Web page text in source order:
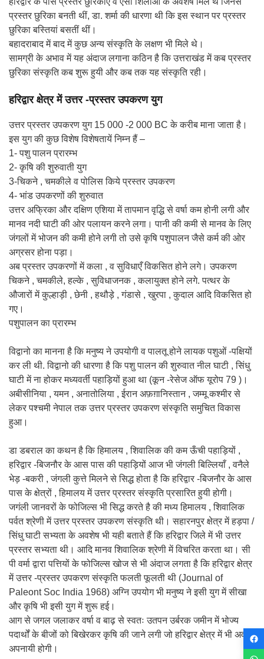
प्रस्तर छुरिका बनती थीं, डा. शर्मा की धारणा थी कि इस स्थान पर प्रस्तर
छुरिका बस्तियां बसतीं थीं।
बहादराबाद में बाद में कुछ अन्य संस्कृति के लक्षण भी मिले थे।
सामग्री के अभाव में यह अंदाज लगाना कठिन है कि उत्तराखंड में कब प्रस्तर
छुरिका संस्कृति कब शुरू हुयी और कब तक यह संस्कृति रही।
हरिद्वार क्षेत्र में उत्तर -प्रस्तर उपकरण युग
उत्तर प्रस्तर उपकरण युग 15 000 -2 000 BC के करीब माना जाता है।
इस युग की कुछ विशेष विशेषतायें निम्न हैं –
1- पशु पालन प्रारम्भ
2- कृषि की शुरुवाती युग
3-चिकने , चमकीले व पोलिस किये प्रस्तर उपकरण
4- भांड उपकरणों की शुरुवात
उत्तर अफ्रिका और दक्षिण एशिया में तापमान वृद्धि से वर्षा कम होनी लगी और
मानव नदी घाटी की ओर पलायन करने लगा। पानी की कमी से मानव के लिए
जंगलों में भोजन की कमी होने लगी तो उसे कृषि पशुपालन जैसे कर्म की ओर
अग्रसर होना पड़ा।
अब प्रस्तर उपकरणों में कला , व सुविधाएँ विकसित होने लगे। उपकरण
चिकने , चमकीले, हल्के , सुविधाजनक , कलायुक्त होने लगे. पत्थर के
औजारों में कुल्हाड़ी , छेनी , हथौड़े , गंडासे , खुरपा , कुदाल आदि विकसित हो
गए।
पशुपालन का प्रारम्भ
विद्वानो का मानना है कि मनुष्य ने उपयोगी व पालतू होने लायक पशुओं -पक्षियों
कर ली थी. विद्वानो की धारणा है कि पशु पालन की शुरुवात नील घाटी , सिंधु
घाटी में ना होकर मध्यवर्ती पहाड़ियों हुआ था (कून -रेसेज ऑफ यूरोप 79 )।
अबीसीनिया , यमन , अनातोलिया , ईरान अफ़ग़ानिस्तान , जम्मू कश्मीर से
लेकर पश्चमी नेपाल तक उत्तर प्रस्तर उपकरण संस्कृति समुचित विकास
हुआ।
डा डबराल का कथन है कि हिमालय , शिवालिक की कम ऊँची पहाड़ियों ,
हरिद्वार -बिजनौर के आस पास की पहाड़ियों आज भी जंगली बिल्लियाँ , वनैले
भेड़ -बकरी , जंगली कुत्ते मिलने से सिद्ध होता है कि हरिद्वार -बिजनौर के आस
पास के क्षेत्रों , हिमालय में उत्तर प्रस्तर संस्कृति प्रसारित हुयी होगी।
जगंली जानवरों के फोजिल्स भी सिद्ध करते है की मध्य हिमालय , शिवालिक
पर्वत श्रेणी में उत्तर प्रस्तर उपकरण संस्कृति थी। सहारनपुर क्षेत्र में हड़पा /
सिंधु घाटी सभ्यता के अवशेष भी यही बताते हैं कि हरिद्वार जिले में भी उत्तर
प्रस्तर सभ्यता थी। आदि मानव शिवालिक श्रेणी में विचरित करता था। सी
पी वर्मा द्वारा पत्तियों के फोजिल्स खोज से भी अंदाज लगता है कि हरिद्वार क्षेत्र
में उत्तर -प्रस्तर उपकरण संस्कृति फलती फूलती थी (Journal of
Paleont Soc India 1968) अग्नि उपयोग भी मनुष्य ने इसी युग में सीखा
और कृषि भी इसी युग में शुरू हई।
आग से जगल जलाकर वर्षा व बाढ़ से स्वतः उतपन उर्बरक जमीन में भोज्य
पदार्थों के बीजों को बिखेरकर कृषि की जाने लगी जो हरिद्वार क्षेत्र में भी अवश्य
अपनायी होगी।